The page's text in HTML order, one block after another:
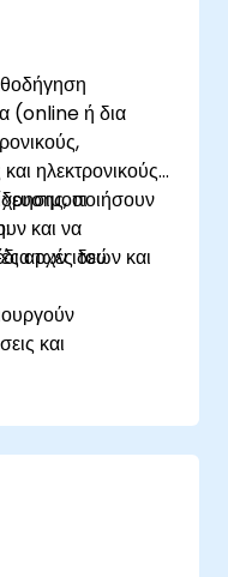
(online ή δια
ηλεκτρονικούς
και να
των ιδεών και
οι
αρχές του
και